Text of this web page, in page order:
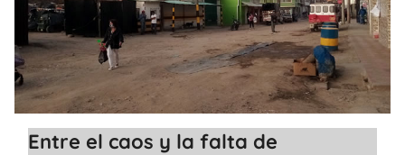
Entre el caos y la falta de